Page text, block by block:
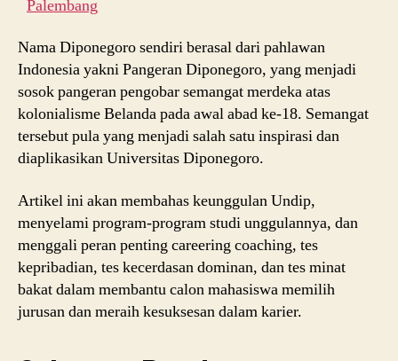
Palembang
Nama Diponegoro sendiri berasal dari pahlawan
Indonesia yakni Pangeran Diponegoro, yang menjadi
sosok pangeran pengobar semangat merdeka atas
kolonialisme Belanda pada awal abad ke-18. Semangat
tersebut pula yang menjadi salah satu inspirasi dan
diaplikasikan Universitas Diponegoro.
Artikel ini akan membahas keunggulan Undip,
menyelami program-program studi unggulannya, dan
menggali peran penting careering coaching, tes
kepribadian, tes kecerdasan dominan, dan tes minat
bakat dalam membantu calon mahasiswa memilih
jurusan dan meraih kesuksesan dalam karier.